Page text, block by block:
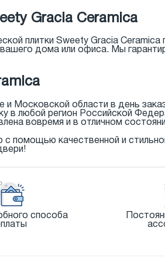
Gracia Ceramica
плитки Sweety Gracia
дома или офиса. Мы
Московской области в день
в любой регион Российской
вовремя и в отличном
помощью качественной и
способа